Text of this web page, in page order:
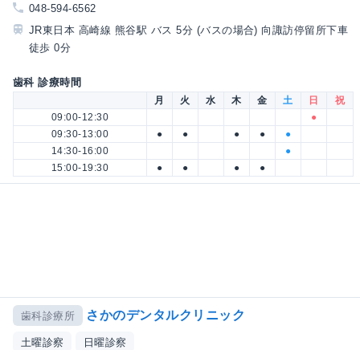
048-594-6562
JR東日本 高崎線 熊谷駅 バス 5分 (バスの場合) 向諏訪停留所下車
徒歩 0分
歯科 診療時間
月 火 水 木 金 土 日
祝
09:00-12:30
●
09:30-13:00
● ● ● ●
●
14:30-16:00
●
15:00-19:30
● ● ● ●
歯科診療所 さかのデンタルクリニック
土曜診察 日曜診察